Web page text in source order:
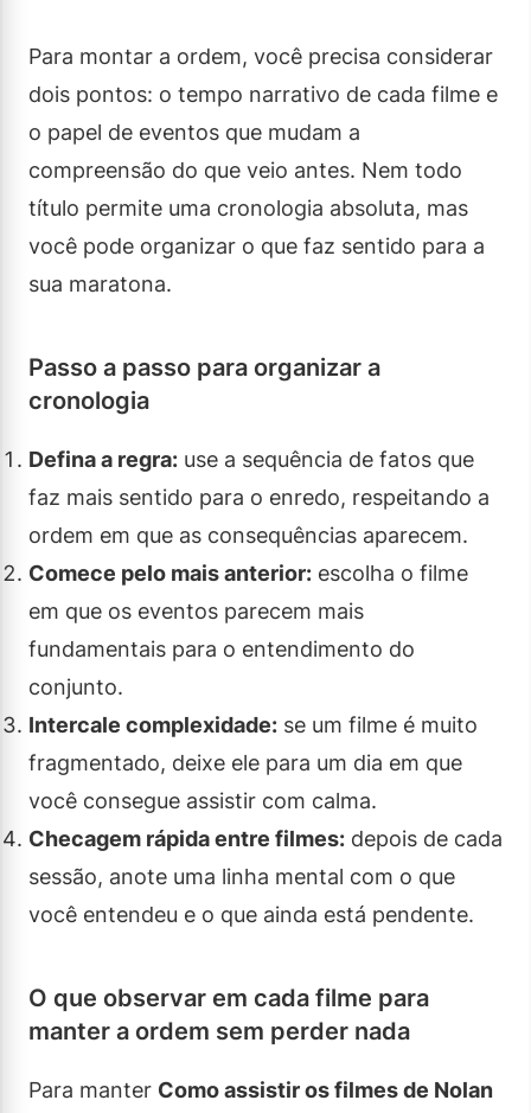
Para montar a ordem, você precisa considerar
dois pontos: o tempo narrativo de cada filme e
o papel de eventos que mudam a
compreensão do que veio antes. Nem todo
título permite uma cronologia absoluta, mas
você pode organizar o que faz sentido para a
sua maratona.
Passo a passo para organizar a
cronologia
Defina a regra: use a sequência de fatos que
faz mais sentido para o enredo, respeitando a
ordem em que as consequências aparecem.
Comece pelo mais anterior: escolha o filme
em que os eventos parecem mais
fundamentais para o entendimento do
conjunto.
Intercale complexidade: se um filme é muito
fragmentado, deixe ele para um dia em que
você consegue assistir com calma.
Checagem rápida entre filmes: depois de cada
sessão, anote uma linha mental com o que
você entendeu e o que ainda está pendente.
O que observar em cada filme para
manter a ordem sem perder nada
Para manter Como assistir os filmes de Nolan